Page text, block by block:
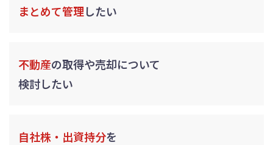
まとめて管理したい
不動産の取得や売却について
検討したい
自社株・出資持分を